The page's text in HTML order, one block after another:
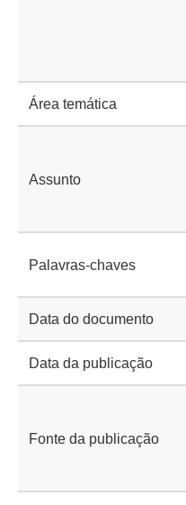
Área temática
Assunto
Palavras-chaves
Data do documento
Data da publicação
Fonte da publicação